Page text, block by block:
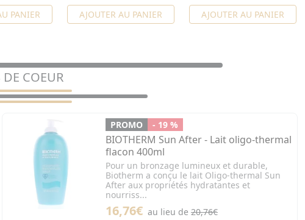
PANIER AJOUTER AU PANIER AJOUTER AU PANIER
COEUR
PROMO - 19 %
BIOTHERM Sun After - Lait oligo-thermal
flacon 400ml
Pour un bronzage lumineux et durable,
Biotherm a conçu le lait Oligo-thermal Sun
After aux propriétés hydratantes et
nourriss...
16,76€ au lieu de20,76€